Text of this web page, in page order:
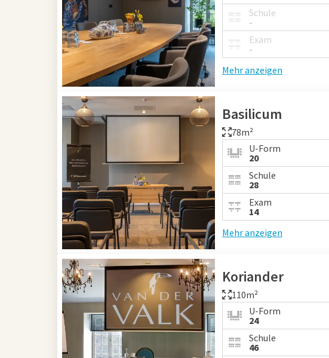
Schule
-
Exam
-
Mehr anzeigen
Basilicum
78m²
U-Form
20
Schule
28
Exam
14
Mehr anzeigen
Koriander
110m²
U-Form
24
Schule
46